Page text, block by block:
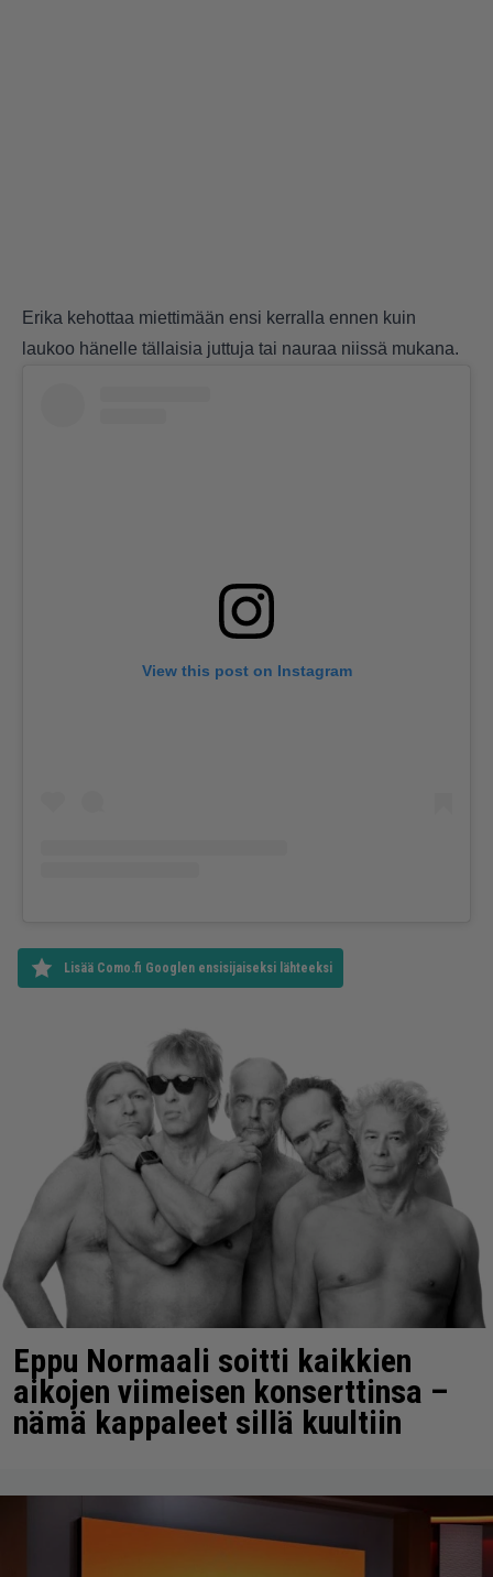
Erika kehottaa miettimään ensi kerralla ennen kuin
laukoo hänelle tällaisia juttuja tai nauraa niissä mukana.
View this post on Instagram
Lisää Como.fi Googlen ensisijaiseksi lähteeksi
Eppu Normaali soitti kaikkien
aikojen viimeisen konserttinsa –
nämä kappaleet sillä kuultiin